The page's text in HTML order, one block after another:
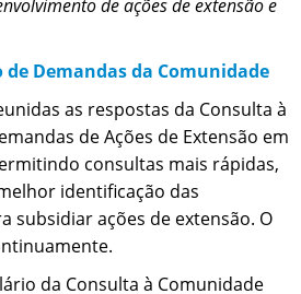
de ações de extensão e
de Demandas da Comunidade
as respostas da Consulta à
de Ações de Extensão em
consultas mais rápidas,
identificação das
subsidiar ações de extensão. O
da Consulta à Comunidade